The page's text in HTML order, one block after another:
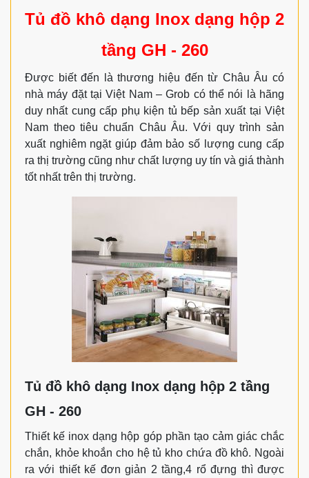
Tủ đồ khô dạng Inox dạng hộp 2
tầng GH - 260
Được biết đến là thương hiệu đến từ Châu Âu có
nhà máy đặt tại Việt Nam – Grob có thể nói là hãng
duy nhất cung cấp phụ kiện tủ bếp sản xuất tại Việt
Nam theo tiêu chuẩn Châu Âu. Với quy trình sản
xuất nghiêm ngặt giúp đảm bảo số lượng cung cấp
ra thị trường cũng như chất lượng uy tín và giá thành
tốt nhất trên thị trường.
Tủ đồ khô dạng Inox dạng hộp 2 tầng
GH - 260
Thiết kế inox dạng hộp góp phần tạo cảm giác chắc
chắn, khỏe khoắn cho hệ tủ kho chứa đồ khô. Ngoài
ra với thiết kế đơn giản 2 tầng,4 rổ đựng thì được